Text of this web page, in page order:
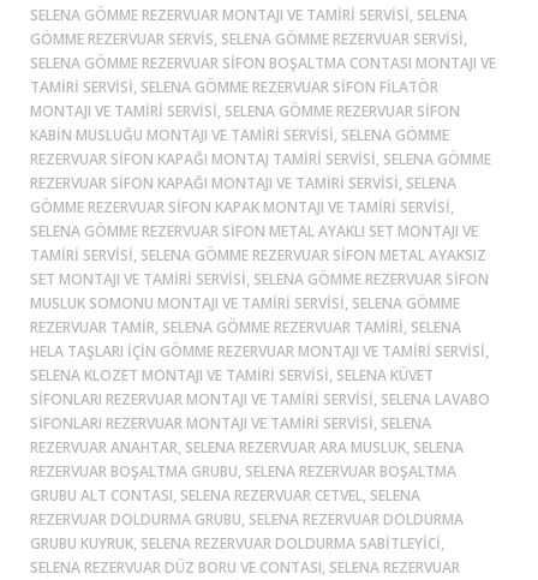
SELENA GÖMME REZERVUAR MONTAJI VE TAMIRI SERVISI, SELENA
GÖMME REZERVUAR SERVIS, SELENA GÖMME REZERVUAR SERVISI,
SELENA GÖMME REZERVUAR SIFON BOŞALTMA CONTASI MONTAJI VE
TAMIRI SERVISI, SELENA GÖMME REZERVUAR SIFON FILATÖR
MONTAJI VE TAMIRI SERVISI, SELENA GÖMME REZERVUAR SIFON
KABIN MUSLUĞU MONTAJI VE TAMIRI SERVISI, SELENA GÖMME
REZERVUAR SIFON KAPAĞI MONTAJ TAMIRI SERVISI, SELENA GÖMME
REZERVUAR SIFON KAPAĞI MONTAJI VE TAMIRI SERVISI, SELENA
GÖMME REZERVUAR SIFON KAPAK MONTAJI VE TAMIRI SERVISI,
SELENA GÖMME REZERVUAR SIFON METAL AYAKLI SET MONTAJI VE
TAMIRI SERVISI, SELENA GÖMME REZERVUAR SIFON METAL AYAKSIZ
SET MONTAJI VE TAMIRI SERVISI, SELENA GÖMME REZERVUAR SIFON
MUSLUK SOMONU MONTAJI VE TAMIRI SERVISI, SELENA GÖMME
REZERVUAR TAMIR, SELENA GÖMME REZERVUAR TAMIRI, SELENA
HELA TAŞLARI IÇIN GÖMME REZERVUAR MONTAJI VE TAMIRI SERVISI,
SELENA KLOZET MONTAJI VE TAMIRI SERVISI, SELENA KÜVET
SIFONLARI REZERVUAR MONTAJI VE TAMIRI SERVISI, SELENA LAVABO
SIFONLARI REZERVUAR MONTAJI VE TAMIRI SERVISI, SELENA
REZERVUAR ANAHTAR, SELENA REZERVUAR ARA MUSLUK, SELENA
REZERVUAR BOŞALTMA GRUBU, SELENA REZERVUAR BOŞALTMA
GRUBU ALT CONTASI, SELENA REZERVUAR CETVEL, SELENA
REZERVUAR DOLDURMA GRUBU, SELENA REZERVUAR DOLDURMA
GRUBU KUYRUK, SELENA REZERVUAR DOLDURMA SABITLEYICI,
SELENA REZERVUAR DÜZ BORU VE CONTASI, SELENA REZERVUAR